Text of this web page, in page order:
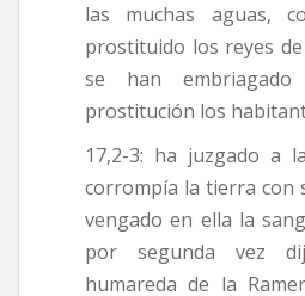
las muchas aguas,
prostituido los reyes
se han
prostitución los
17,2-3: ha juzgado a
corrompía la tierra con
vengado en ella la
por segunda vez
humareda de la